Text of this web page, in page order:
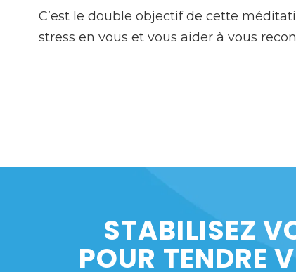
C’est le double objectif de cette
stress en vous et vous aider à vous
STABILISEZ
POUR TENDRE